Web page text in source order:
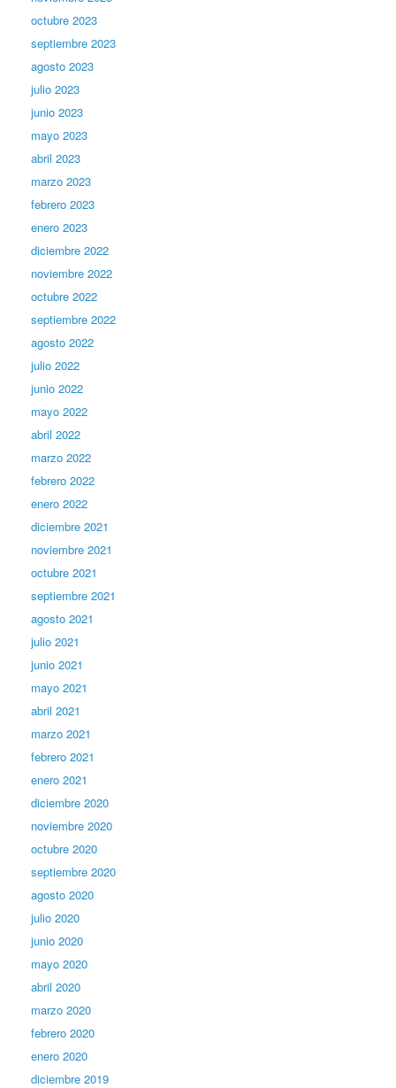
octubre 2023
septiembre 2023
agosto 2023
julio 2023
junio 2023
mayo 2023
abril 2023
marzo 2023
febrero 2023
enero 2023
diciembre 2022
noviembre 2022
octubre 2022
septiembre 2022
agosto 2022
julio 2022
junio 2022
mayo 2022
abril 2022
marzo 2022
febrero 2022
enero 2022
diciembre 2021
noviembre 2021
octubre 2021
septiembre 2021
agosto 2021
julio 2021
junio 2021
mayo 2021
abril 2021
marzo 2021
febrero 2021
enero 2021
diciembre 2020
noviembre 2020
octubre 2020
septiembre 2020
agosto 2020
julio 2020
junio 2020
mayo 2020
abril 2020
marzo 2020
febrero 2020
enero 2020
diciembre 2019